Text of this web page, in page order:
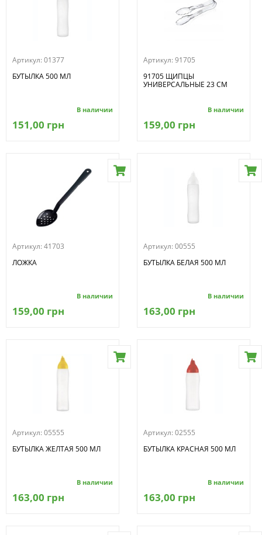
Артикул: 01377
БУТЫЛКА 500 МЛ
В наличии
151,00 грн
Артикул: 91705
91705 ЩИПЦЫ
УНИВЕРСАЛЬНЫЕ 23 СМ
В наличии
159,00 грн
Артикул: 41703
ЛОЖКА
В наличии
159,00 грн
Артикул: 00555
БУТЫЛКА БЕЛАЯ 500 МЛ
В наличии
163,00 грн
Артикул: 05555
БУТЫЛКА ЖЕЛТАЯ 500 МЛ
В наличии
163,00 грн
Артикул: 02555
БУТЫЛКА КРАСНАЯ 500 МЛ
В наличии
163,00 грн